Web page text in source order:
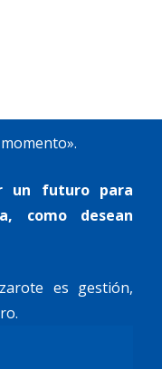
un futuro para
como desean
es gestión,